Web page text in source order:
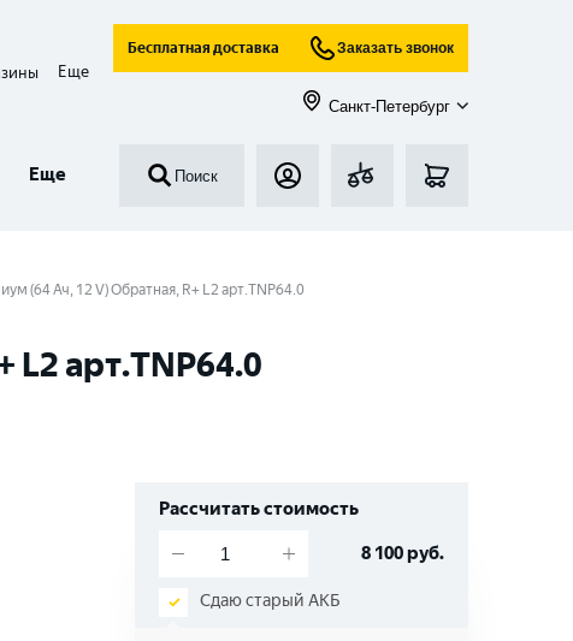
Еще
Бесплатная доставка Заказать звонок
Санкт-Петербург
Еще Поиск
(64 Ач, 12 V) Обратная, R+ L2 арт.TNP64.0
арт.TNP64.0
Рассчитать стоимость
8 100руб.
Сдаю старый АКБ